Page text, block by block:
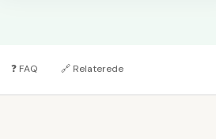
❓ FAQ 🔗 Relaterede